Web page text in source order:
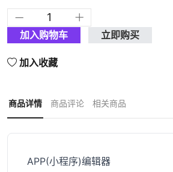
加入购物车 立即购买
加入收藏
商品详情 商品评论 相关商品
APP(小程序)编辑器